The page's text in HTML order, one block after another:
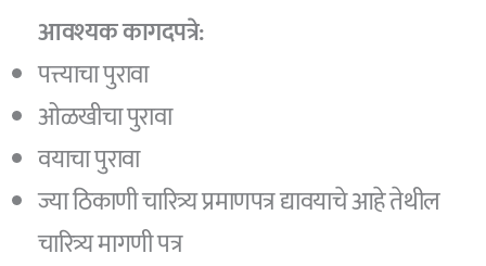
आवश्यक कागदपत्रे:
पत्त्याचा पुरावा
ओळखीचा पुरावा
वयाचा पुरावा
ज्या ठिकाणी चारित्र्य प्रमाणपत्र द्यावयाचे आहे तेथील
चारित्र्य मागणी पत्र